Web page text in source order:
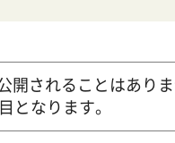
開されることはあり
となります。